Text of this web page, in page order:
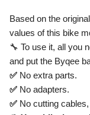
Based on the
values of this bike
🔧 To use it, all you
and put the Byqee
✅ No extra parts.
✅ No adapters.
✅ No cutting